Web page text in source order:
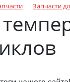
Запчасти